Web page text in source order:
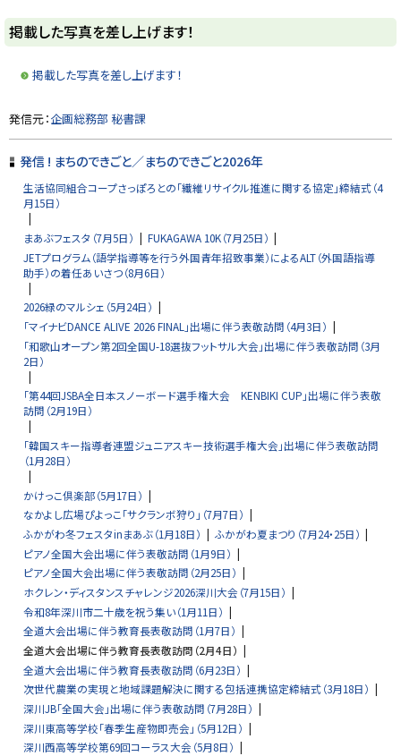
ト
ッ
戻
る
掲載した写真を差し上げます！
掲載した写真を差し上げます！
ト
ッ
プ
発信元：企画総務部 秘書課
発信 ! まちのできごと／まちのできごと2026年
生活協同組合コープさっぽろとの「繊維リサイクル推進に関する協定」締結式（4
月15日）
まあぶフェスタ（7月5日）
FUKAGAWA 10K（7月25日）
JETプログラム（語学指導等を行う外国青年招致事業）によるALT（外国語指導
助手）の着任あいさつ（8月6日）
2026緑のマルシェ（5月24日）
「マイナビDANCE ALIVE 2026 FINAL」出場に伴う表敬訪問（4月3日）
「和歌山オープン第2回全国U-18選抜フットサル大会」出場に伴う表敬訪問（3月
2日）
「第44回JSBA全日本スノーボード選手権大会 KENBIKI CUP」出場に伴う表敬
訪問（2月19日）
「韓国スキー指導者連盟ジュニアスキー技術選手権大会」出場に伴う表敬訪問
（1月28日）
かけっこ倶楽部（5月17日）
なかよし広場ぴよっこ「サクランボ狩り」（7月7日）
ふかがわ冬フェスタinまあぶ（1月18日）
ふかがわ夏まつり（7月24・25日）
ピアノ全国大会出場に伴う表敬訪問（1月9日）
ピアノ全国大会出場に伴う表敬訪問（2月25日）
ホクレン・ディスタンスチャレンジ2026深川大会（7月15日）
令和8年深川市二十歳を祝う集い（1月11日）
全道大会出場に伴う教育長表敬訪問（1月7日）
全道大会出場に伴う教育長表敬訪問（2月4日）
全道大会出場に伴う教育長表敬訪問（6月23日）
次世代農業の実現と地域課題解決に関する包括連携協定締結式（3月18日）
深川JB「全国大会」出場に伴う表敬訪問（7月28日）
深川東高等学校「春季生産物即売会」（5月12日）
深川西高等学校第69回コーラス大会（5月8日）